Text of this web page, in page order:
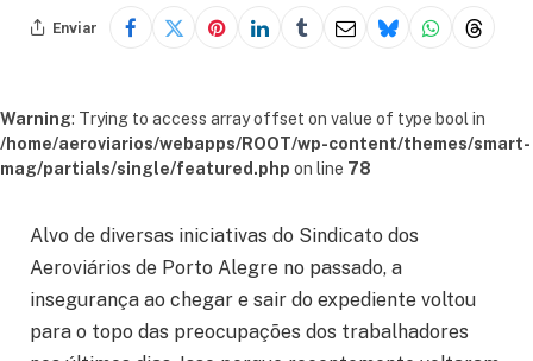
Enviar
Warning: Trying to access array offset on value of type bool in
/home/aeroviarios/webapps/ROOT/wp-content/themes/smart-
mag/partials/single/featured.php on line 78
Alvo de diversas iniciativas do Sindicato dos
Aeroviários de Porto Alegre no passado, a
insegurança ao chegar e sair do expediente voltou
para o topo das preocupações dos trabalhadores